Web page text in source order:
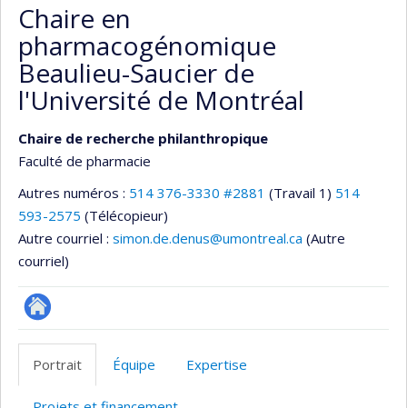
Chaire en
pharmacogénomique
Beaulieu-Saucier de
l'Université de Montréal
Chaire de recherche philanthropique
Faculté de pharmacie
Autres numéros : 514 376-3330 #2881 (Travail 1) 514
593-2575 (Télécopieur)
Autre courriel : simon.de.denus@umontreal.ca (Autre
courriel)
Site
l’unité
Portrait Équipe Expertise